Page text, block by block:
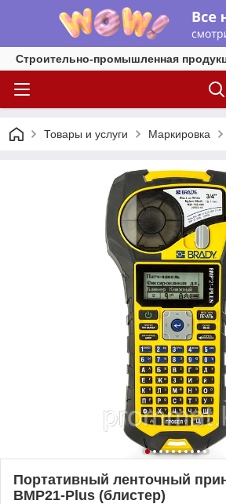
Строительно-промышленная
Товары и услуги Маркировка
Портативный ленточный
BMP21-Plus (блистер)